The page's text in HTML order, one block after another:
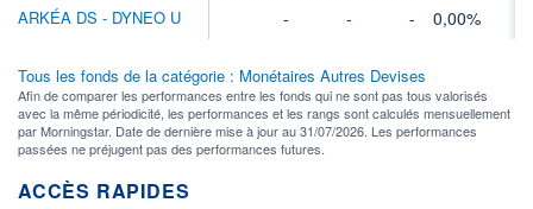
ARKÉA DS - DYNEO U - - - 0,00%
Tous les fonds de la catégorie : Monétaires Autres Devises
Afin de comparer les performances entre les fonds qui ne sont pas tous valorisés
avec la même périodicité, les performances et les rangs sont calculés mensuellement
par Morningstar. Date de dernière mise à jour au 31/07/2026. Les performances
passées ne préjugent pas des performances futures.
ACCÈS RAPIDES